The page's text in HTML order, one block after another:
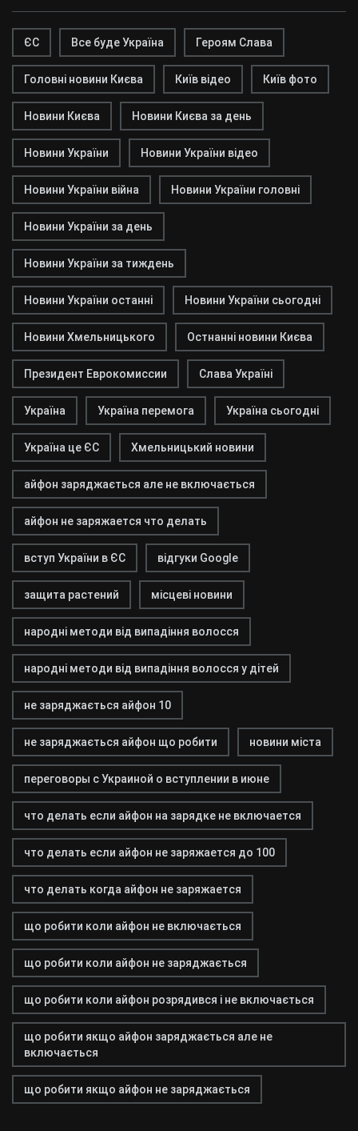
ЄС Все буде Україна Героям Слава
Головні новини Києва Київ відео Київ фото
Новини Києва Новини Києва за день
Новини України Новини України відео
Новини України війна Новини України головні
Новини України за день
Новини України за тиждень
Новини України останні Новини України сьогодні
Новини Хмельницького Остнанні новини Києва
Президент Еврокомиссии Слава Україні
Україна Україна перемога Україна сьогодні
Україна це ЄС Хмельницький новини
айфон заряджається але не включається
айфон не заряжается что делать
вступ України в ЄС відгуки Google
защита растений місцеві новини
народні методи від випадіння волосся
народні методи від випадіння волосся у дітей
не заряджається айфон 10
не заряджається айфон що робити новини міста
переговоры с Украиной о вступлении в июне
что делать если айфон на зарядке не включается
что делать если айфон не заряжается до 100
что делать когда айфон не заряжается
що робити коли айфон не включається
що робити коли айфон не заряджається
що робити коли айфон розрядився і не включається
що робити якщо айфон заряджається але не
включається
що робити якщо айфон не заряджається